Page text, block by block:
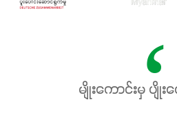
မျိုးကောင်းမှ ပျို